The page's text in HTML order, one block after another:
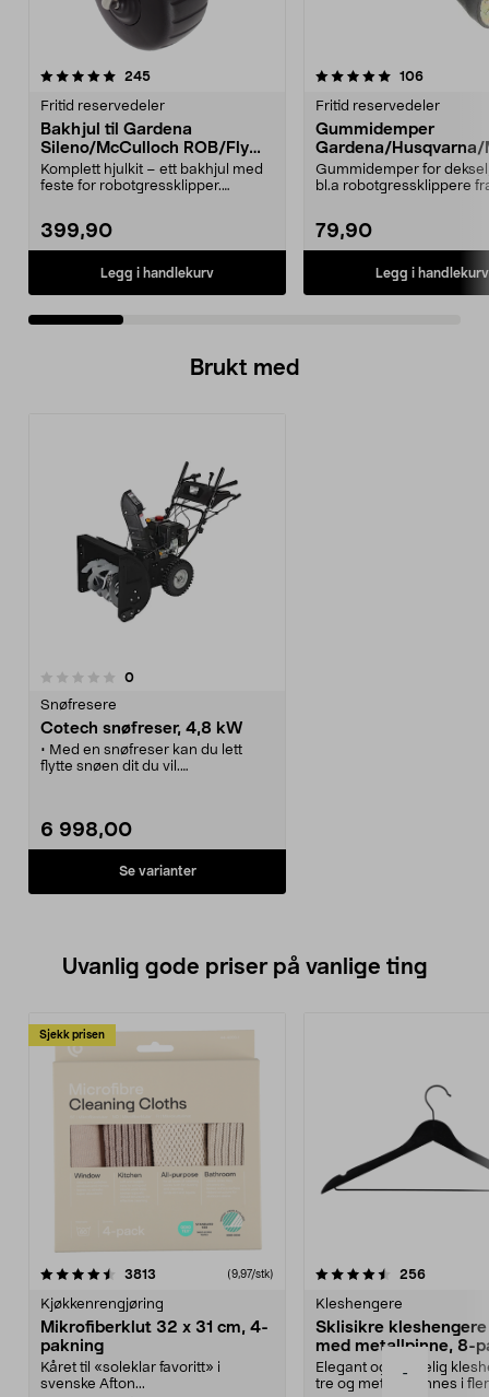
-
245anmeldelser
Fritid reservedeler
Bakhjul til Gardena
Sileno/McCulloch ROB/Flymo
Easilife
Komplett hjulkit – ett bakhjul med
feste for robotgressklipper.
399,90
Legg i handlekurv
5.0 av 5 stjerner 106
Fritid reservedeler
Gummidemper
Gardena/Husqvarna/
ch/Flymo
Gummidemper for
bl.a robotgressklippere
79,90
Legg i handlekurv
4.5 av 5 stjerner
Brukt med
0anmeldelser
Snøfresere
Cotech snøfreser, 4,8 kW
• Med en snøfreser kan du lett
flytte snøen dit du vil.
hjulene - gode kjøreegenskaper.
• Bensindrevet 4-taktsmotor med
elstart og startsnor.
6 998,00
Se varianter
Uvanlig gode priser på vanlige ting
Sjekk prisen
3813 anmeldelser(9,97/stk)
Kjøkkenrengjøring
Mikrofiberklut 32 x 31 cm, 4-
pakning
Kåret til «soleklar favoritt» i
svenske Afton...
4.5av 5 stjerner 256
Kleshengere
Sklisikre
med metallpinne, 8-
Elegant og skikkelig
tre og metall – finnes i
4.5av 5 stjerner